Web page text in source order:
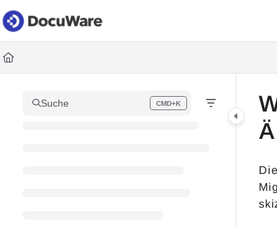
Documentation Index
Fetch the complete documentation index at:
Use this file to discover all available pages before
Suche CMD+K
Press CMD+K to open search